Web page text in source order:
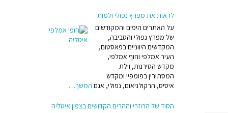
לראות את מפרץ נפולי ולמות
על האתרים היפים והמקודשים
של מפרץ נפולי והסביבה,
המקדשים היווניים בפאסטום,
העיר אמלפי וחוף אמלפי,
מקדש הסירנות, וילת
המסתורין בפומפיי ומקדש
איסיס, הרקולניאום, נפולי, אגם המשך…
הסוד של הרוזרי וההרים הקדושים בצפון איטליה